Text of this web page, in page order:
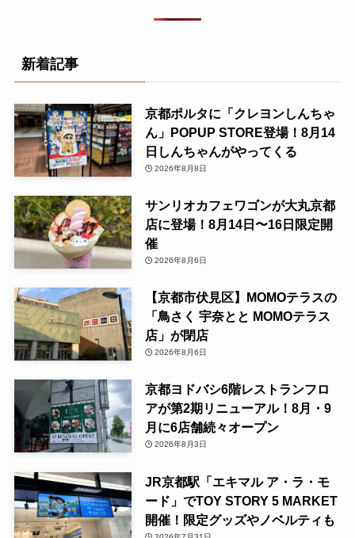
新着記事
京都ポルタに「クレヨンしんちゃ
ん」POPUP STORE登場！8月14
日しんちゃんがやってくる
2026年8月8日
サンリオカフェワゴンが大丸京都
店に登場！8月14日〜16日限定開
催
2026年8月6日
【京都市伏見区】MOMOテラスの
「鳥さく 宇奈とと MOMOテラス
店」が閉店
2026年8月6日
京都ヨドバシ6階レストランフロ
アが第2期リニューアル！8月・9
月に6店舗続々オープン
2026年8月3日
JR京都駅「エキマル ア・ラ・モ
ード」でTOY STORY 5 MARKET
開催！限定グッズやノベルティも